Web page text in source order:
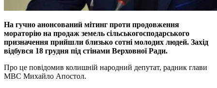
На гучно анонсований мітинг проти продовження
мораторію на продаж земель сільськогосподарського
призначення прийшли близько сотні молодих людей. Захід
відбувся 18 грудня під стінами Верховної Ради.
Про це повідомив колишній народний депутат, радник глави
МВС Михайло Апостол.